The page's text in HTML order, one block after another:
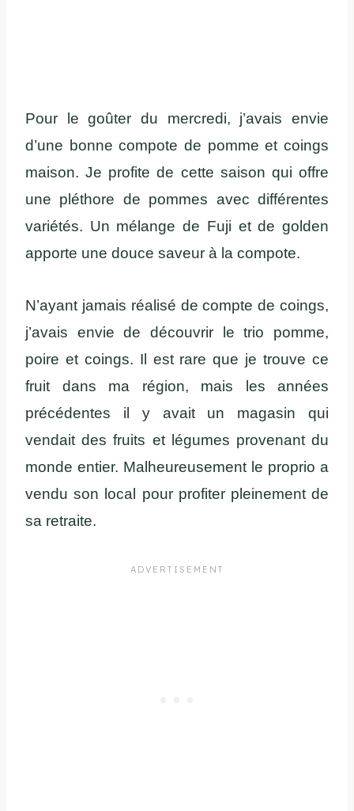
Pour le goûter du mercredi, j’avais envie
d’une bonne compote de pomme et coings
maison. Je profite de cette saison qui offre
une pléthore de pommes avec différentes
variétés. Un mélange de Fuji et de golden
apporte une douce saveur à la compote.
N’ayant jamais réalisé de compte de coings,
j’avais envie de découvrir le trio pomme,
poire et coings. Il est rare que je trouve ce
fruit dans ma région, mais les années
précédentes il y avait un magasin qui
vendait des fruits et légumes provenant du
monde entier. Malheureusement le proprio a
vendu son local pour profiter pleinement de
sa retraite.